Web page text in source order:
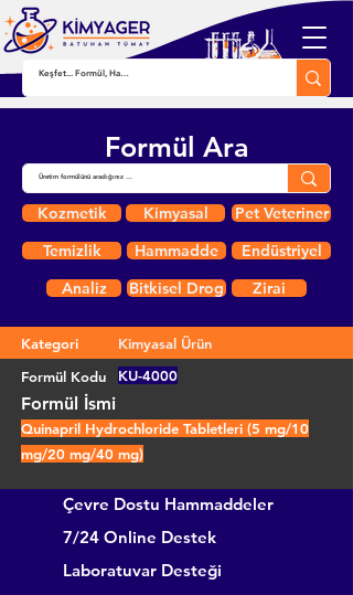
Formül Ara
Kozmetik Kimyasal
Pet Veteriner
Temizlik
Hammadde
Endüstriyel
Analiz
Bitkisel Drog Zirai
Kategori
Kimyasal Ürün
Formül Kodu
KU-4000
Formül İsmi
Quinapril Hydrochloride Tabletleri (5 mg/10
mg/20 mg/40 mg)
Çevre Dostu Hammaddeler
7/24 Online Destek
Laboratuvar Desteği